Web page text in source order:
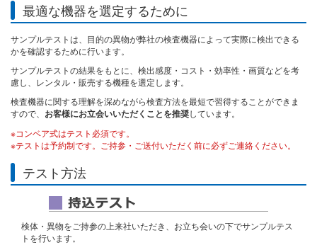
最適な機器を選定するために
サンプルテストは、目的の異物が弊社の検査機器によって実際に検出できる
かを確認するために行います。
サンプルテストの結果をもとに、検出感度・コスト・効率性・画質などを考
慮し、レンタル・販売する機種を選定します。
検査機器に関する理解を深めながら検査方法を最短で習得することができま
すので、 お客様にお立会いいただくことを推奨しています。
※コンベア式はテスト必須です。
※テストは予約制です。ご持参・ご送付いただく前に必ずご連絡ください。
テスト方法
検体・異物をご持参の上来社いただき、お立ち会いの下でサンプルテス
トを行います。